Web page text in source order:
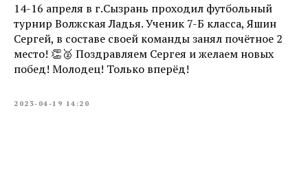
14-16 апреля в г.Сызрань проходил футбольный
турнир Волжская Ладья. Ученик 7-Б класса, Яшин
Сергей, в составе своей команды занял почётное 2
место! 👏🥈 Поздравляем Сергея и желаем новых
побед! Молодец! Только вперёд!
2023-04-19 14:20